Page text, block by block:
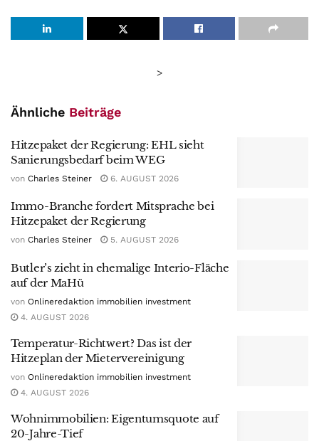
>
Ähnliche Beiträge
Hitzepaket der Regierung: EHL sieht
Sanierungsbedarf beim WEG
von Charles Steiner 6. AUGUST 2026
Immo-Branche fordert Mitsprache bei
Hitzepaket der Regierung
von Charles Steiner 5. AUGUST 2026
Butler’s zieht in ehemalige Interio-Fläche
auf der MaHü
von Onlineredaktion immobilien investment
4. AUGUST 2026
Temperatur-Richtwert? Das ist der
Hitzeplan der Mietervereinigung
von Onlineredaktion immobilien investment
4. AUGUST 2026
Wohnimmobilien: Eigentumsquote auf
20-Jahre-Tief